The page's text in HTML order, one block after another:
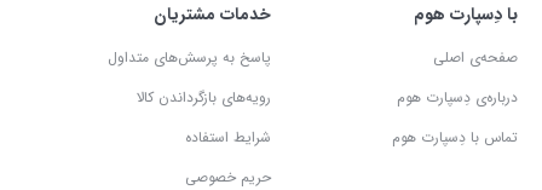
با دِسپارت هوم
صفحه‌ی اصلی
درباره‌ی دِسپارت هوم
تماس با دِسپارت هوم
خدمات مشتریان
پاسخ به پرسش‌های متداول
رویه‌های بازگرداندن کالا
شرایط استفاده
حریم خصوصی